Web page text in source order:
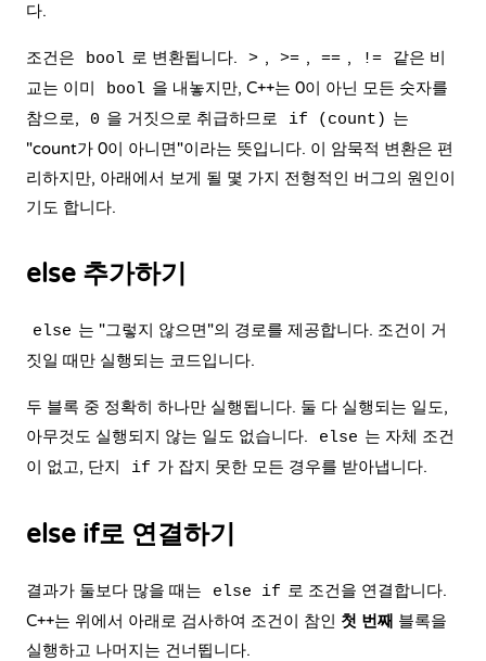
다.
조건은 bool 로 변환됩니다. > , >= , == , !=
같은 비
교는 이미
bool 을 내놓지만, C++는 0이 아닌 모든 숫자를
참으로,
0 을 거짓으로 취급하므로 if (count) 는
"count가 0이 아니면"이라는 뜻입니다. 이 암묵적 변환은 편
리하지만, 아래에서 보게 될 몇 가지 전형적인 버그의 원인이
기도 합니다.
else 추가하기
else 는 "그렇지 않으면"의 경로를 제공합니다. 조건이 거
짓일 때만 실행되는 코드입니다.
두 블록 중 정확히 하나만 실행됩니다. 둘 다 실행되는 일도,
아무것도 실행되지 않는 일도 없습니다.
else 는 자체 조건
이 없고, 단지
if 가 잡지 못한 모든 경우를 받아냅니다.
else if로 연결하기
결과가 둘보다 많을 때는 else if 로 조건을 연결합니다.
C++는 위에서 아래로 검사하여 조건이 참인 첫 번째 블록을
실행하고 나머지는 건너뜁니다.